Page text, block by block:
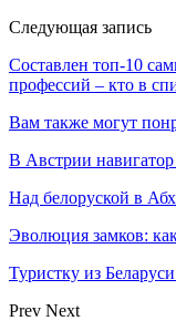
Следующая запись
Составлен топ-10
профессий – кто в
Вам также могут
В Австрии
Над белоруской в
Эволюция замков:
Туристку из
Prev Next